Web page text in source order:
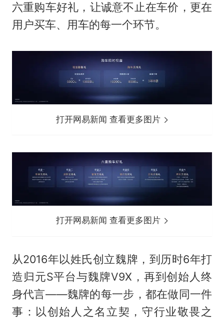
六重购车好礼，让诚意不止在车价，更在
用户买车、用车的每一个环节。
打开网易新闻 查看更多图片
打开网易新闻 查看更多图片
从2016年以姓氏创立魏牌，到历时6年打
造归元S平台与魏牌V9X，再到创始人终
身代言——魏牌的每一步，都在做同一件
事：以创始人之名立契，守行业敬畏之